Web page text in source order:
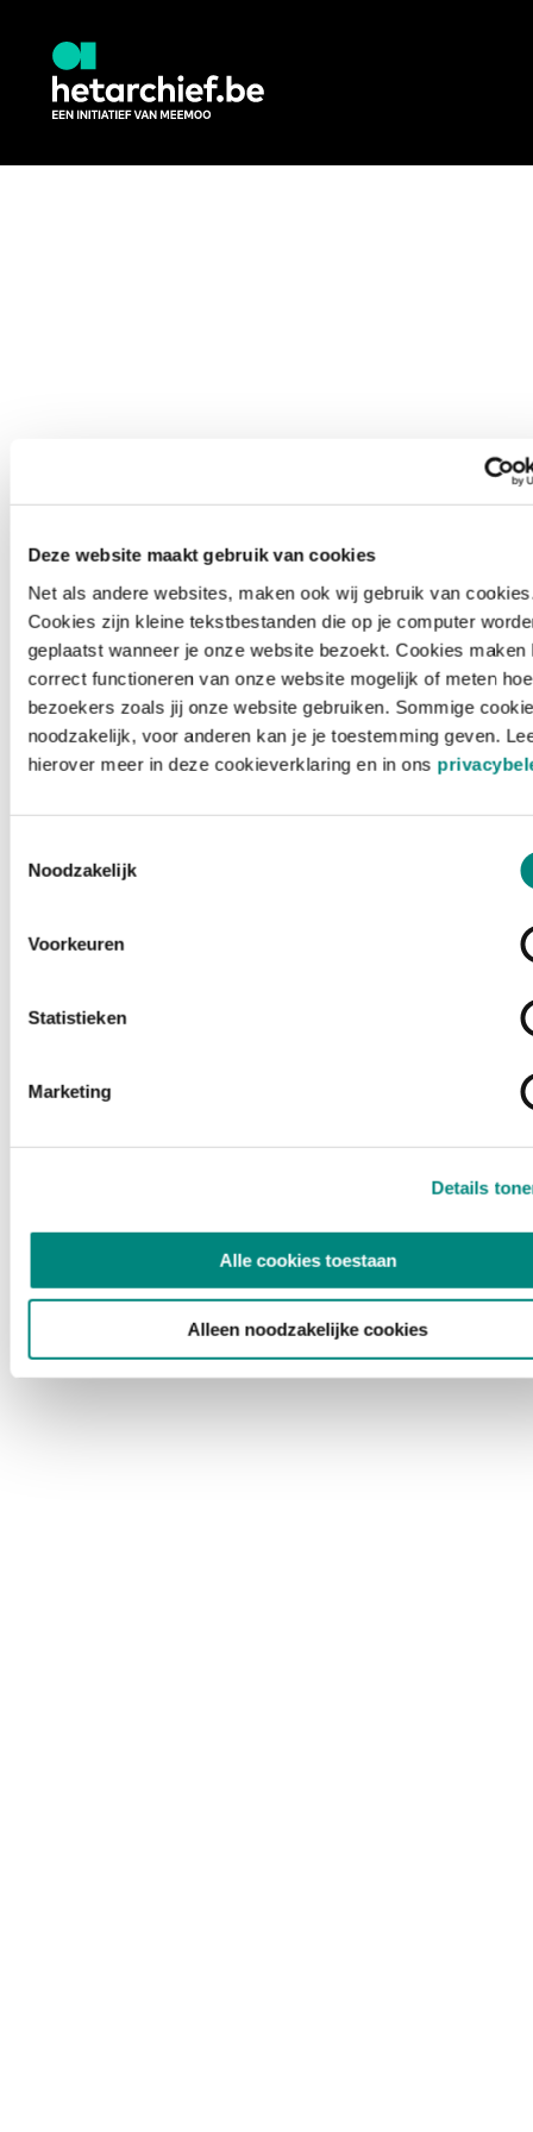
Deze website maakt gebruik van cookies
Net als andere websites, maken ook wij gebruik van
Cookies zijn kleine tekstbestanden die op je computer
geplaatst wanneer je onze website bezoekt. Cookies maken
correct functioneren van onze website mogelijk of meten hoe
bezoekers zoals jij onze website gebruiken. Sommige
noodzakelijk, voor anderen kan je je toestemming geven.
hierover meer in deze cookieverklaring en in ons
Noodzakelijk
Voorkeuren
Statistieken
Marketing
Details
Alle cookies toestaan
Alleen noodzakelijke cookies